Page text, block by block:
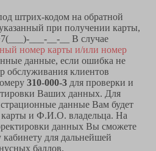
штрих-кодом на обратной
при получении карты,
___-__-__ В случае
номер карты и/или номер
данные, если ошибка не
обслуживания клиентов
310-000-3 для проверки и
Ваших данных. Для
данные Вам будет
карты и Ф.И.О. владельца. На
данных Вы сможете
кабинету для дальнейшей
баллов.